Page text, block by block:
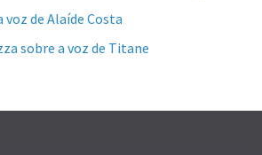
voz de Alaíde Costa
sobre a voz de Titane